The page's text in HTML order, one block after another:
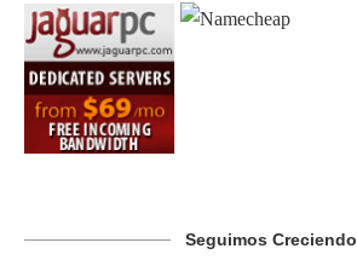
Seguimos Creciendo